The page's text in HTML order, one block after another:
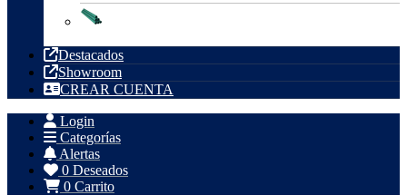
Destacados
Showroom
CREAR CUENTA
Login
Categorías
Alertas
0 Deseados
0 Carrito